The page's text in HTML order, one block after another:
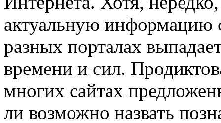
актуальную информацию
разных порталах
времени и сил.
многих сайтах
ли возможно назвать